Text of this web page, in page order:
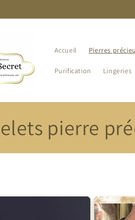
Accueil Pierres
Purification Lingeries
pierre